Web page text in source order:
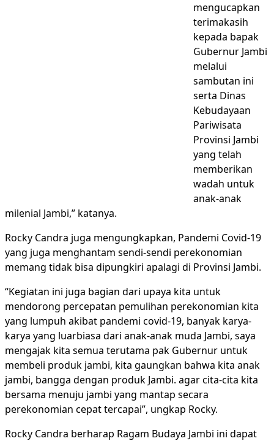
mengucapkan
terimakasih
kepada bapak
Gubernur Jambi
melalui
sambutan ini
serta Dinas
Kebudayaan
Pariwisata
Provinsi Jambi
yang telah
memberikan
wadah untuk
anak-anak
milenial Jambi,” katanya.
Rocky Candra juga mengungkapkan, Pandemi Covid-19
yang juga menghantam sendi-sendi perekonomian
memang tidak bisa dipungkiri apalagi di Provinsi Jambi.
“Kegiatan ini juga bagian dari upaya kita untuk
mendorong percepatan pemulihan perekonomian kita
yang lumpuh akibat pandemi covid-19, banyak karya-
karya yang luarbiasa dari anak-anak muda Jambi, saya
mengajak kita semua terutama pak Gubernur untuk
membeli produk jambi, kita gaungkan bahwa kita anak
jambi, bangga dengan produk Jambi. agar cita-cita kita
bersama menuju jambi yang mantap secara
perekonomian cepat tercapai”, ungkap Rocky.
Rocky Candra berharap Ragam Budaya Jambi ini dapat